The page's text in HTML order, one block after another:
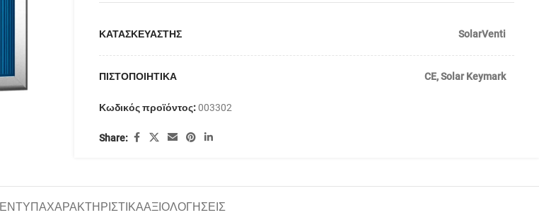
ΚΑΤΑΣΚΕΥΑΣΤΗΣ SolarVenti
ΠΙΣΤΟΠΟΙΗΤΙΚΑ CE,Solar Keymark
Κωδικός προϊόντος:003302
Share:
ΕΝΤΥΠΑΧΑΡΑΚΤΗΡΙΣΤΙΚΑΑΞΙΟΛΟΓΗΣΕΙΣ